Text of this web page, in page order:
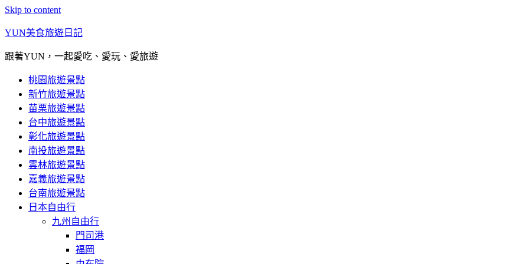
Skip to content
YUN美食旅遊日記
跟著YUN，一起愛吃、愛玩、愛旅遊
桃園旅遊景點
新竹旅遊景點
苗栗旅遊景點
台中旅遊景點
彰化旅遊景點
南投旅遊景點
雲林旅遊景點
嘉義旅遊景點
台南旅遊景點
日本自由行
九州自由行
門司港
福岡